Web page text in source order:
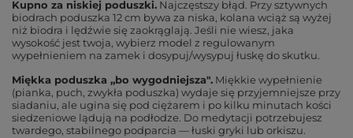
Kupno za niskiej poduszki. Najczęstszy błąd. Przy sztywnych
biodrach poduszka 12 cm bywa za niska, kolana wciąż są wyżej
niż biodra i lędźwie się zaokrąglają. Jeśli nie wiesz, jaka
wysokość jest twoja, wybierz model z regulowanym
wypełnieniem na zamek i dosypuj/wysypuj łuskę do skutku.
Miękka poduszka „bo wygodniejsza". Miękkie wypełnienie
(pianka, puch, zwykła poduszka) wydaje się przyjemniejsze przy
siadaniu, ale ugina się pod ciężarem i po kilku minutach kości
siedzeniowe lądują na podłodze. Do medytacji potrzebujesz
twardego, stabilnego podparcia — łuski gryki lub orkiszu.